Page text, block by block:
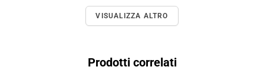
VISUALIZZA ALTRO
Prodotti correlati